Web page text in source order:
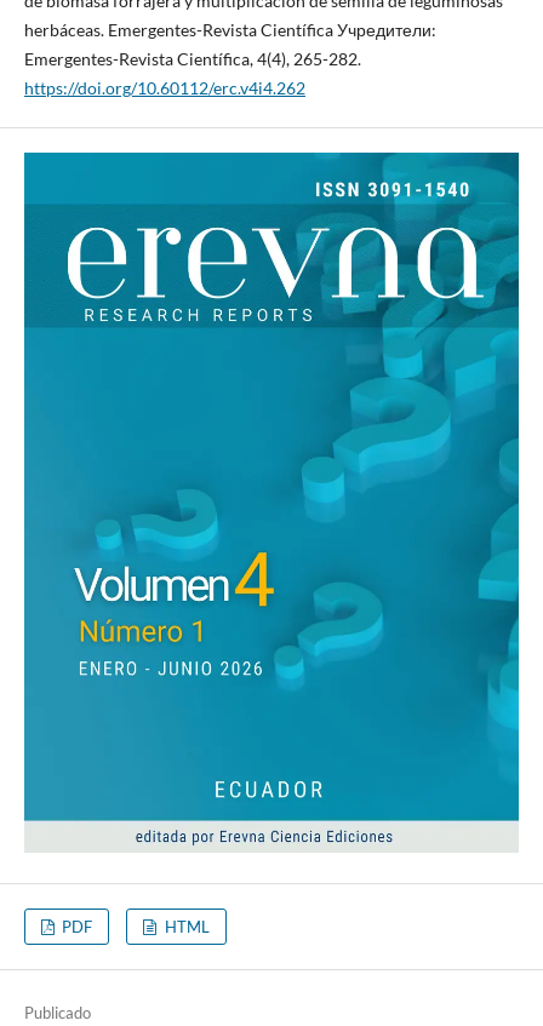
herbáceas. Emergentes-Revista Científica Учредители:
Emergentes-Revista Científica, 4(4), 265-282.
https://doi.org/10.60112/erc.v4i4.262
PDF HTML
Publicado